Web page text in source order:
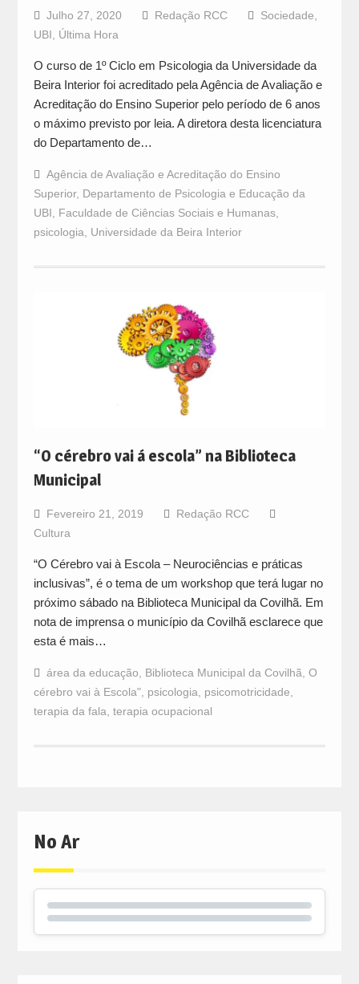
Julho 27, 2020 Redação RCC Sociedade
UBI
Última Hora
O curso de 1º Ciclo em Psicologia da Universidade da
Beira Interior foi acreditado pela Agência de Avaliação e
Acreditação do Ensino Superior pelo período de 6 anos
o máximo previsto por leia. A diretora desta licenciatura
do Departamento de…
Agência de Avaliação e Acreditação do Ensino
Superior, Departamento de Psicologia e Educação da
UBI
Faculdade de Ciências Sociais e Humanas,
psicologia
Universidade da Beira Interior
“O cérebro vai á escola” na Biblioteca
Municipal
Fevereiro 21, 2019
Redação RCC
Cultura
“O Cérebro vai à Escola – Neurociências e práticas
inclusivas”, é o tema de um workshop que terá lugar no
próximo sábado na Biblioteca Municipal da Covilhã. Em
nota de imprensa o município da Covilhã esclarece que
esta é mais…
área da educação, Biblioteca Municipal da Covilhã, O
cérebro vai à Escola", psicologia, psicomotricidade,
terapia da fala, terapia ocupacional
No Ar